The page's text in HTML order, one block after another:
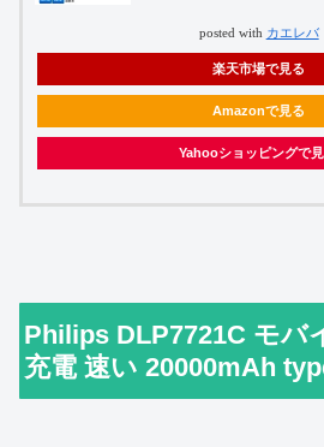
posted with カエレバ
楽天市場で見る
Amazonで見る
Yahooショッピングで
Philips DLP7721C モバ
充電 速い 20000mAh